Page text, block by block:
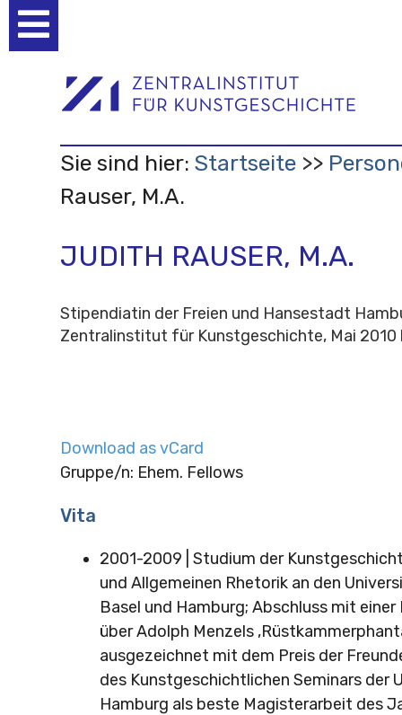
Werkzeuge
Sie sind hier: Startseite
Rauser, M.A.
JUDITH RAUSER, M.A.
Stipendiatin der Freien und Hansestadt
Zentralinstitut für Kunstgeschichte, Mai 2010
Download as vCard
Gruppe/n: Ehem. Fellows
Vita
2001-2009 | Studium der
und Allgemeinen Rhetorik an den
Basel und Hamburg; Abschluss mit
über Adolph Menzels
ausgezeichnet mit dem Preis der
des Kunstgeschichtlichen Seminars der
Hamburg als beste Magisterarbeit des